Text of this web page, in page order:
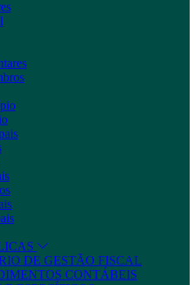
DE GESTÃO FISCAL
CONTÁBEIS